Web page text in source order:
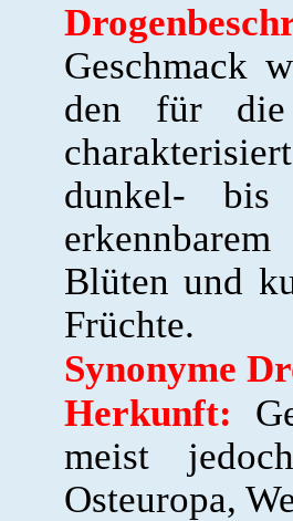
Geschmack
den für die
dunkel- bis
Blüten und
Früchte.
Synonyme
Herkunft:
meist
Osteuropa,